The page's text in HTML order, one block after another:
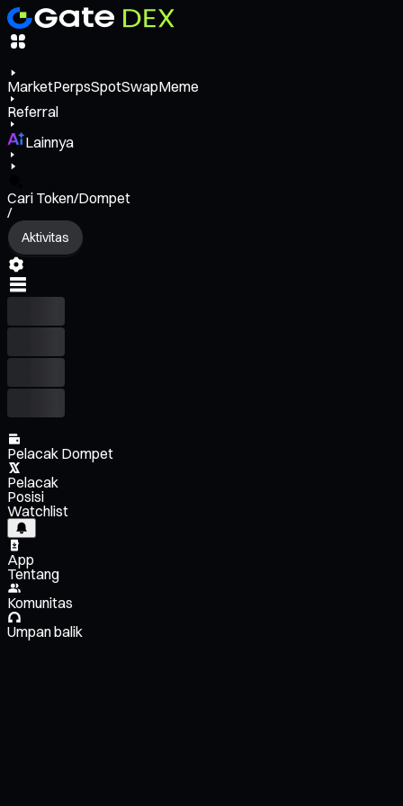
MarketPerpsSpotSwapMeme
Referral
Lainnya
Cari Token/Dompet
/
Aktivitas
Pelacak Dompet
Pelacak
Posisi
Watchlist
App
Tentang
Komunitas
Umpan balik